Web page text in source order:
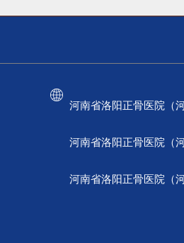
河南省洛阳正骨医院（
河南省洛阳正骨医院（
河南省洛阳正骨医院（